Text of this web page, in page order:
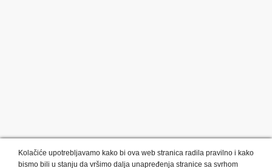
Kolačiće upotrebljavamo kako bi ova web stranica radila pravilno i kako
bismo bili u stanju da vršimo dalja unapređenja stranice sa svrhom